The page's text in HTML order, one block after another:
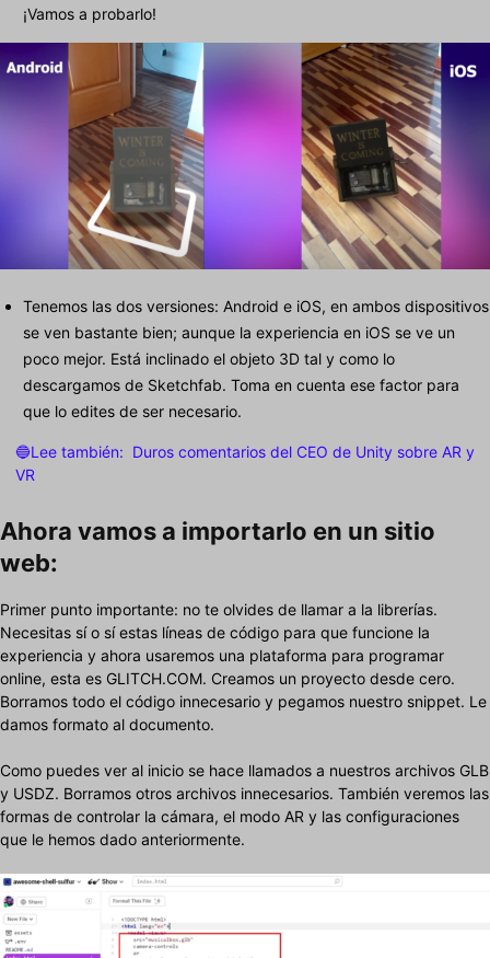
¡Vamos a probarlo!
Tenemos las dos versiones: Android e iOS, en ambos dispositivos
se ven bastante bien; aunque la experiencia en iOS se ve un
poco mejor. Está inclinado el objeto 3D tal y como lo
descargamos de Sketchfab. Toma en cuenta ese factor para
que lo edites de ser necesario.
🔵Lee también: Duros comentarios del CEO de Unity sobre AR y
VR
Ahora vamos a importarlo en un sitio
web:
Primer punto importante: no te olvides de llamar a la librerías.
Necesitas sí o sí estas líneas de código para que funcione la
experiencia y ahora usaremos una plataforma para programar
online, esta es GLITCH.COM. Creamos un proyecto desde cero.
Borramos todo el código innecesario y pegamos nuestro snippet. Le
damos formato al documento.
Como puedes ver al inicio se hace llamados a nuestros archivos GLB
y USDZ. Borramos otros archivos innecesarios. También veremos las
formas de controlar la cámara, el modo AR y las configuraciones
que le hemos dado anteriormente.